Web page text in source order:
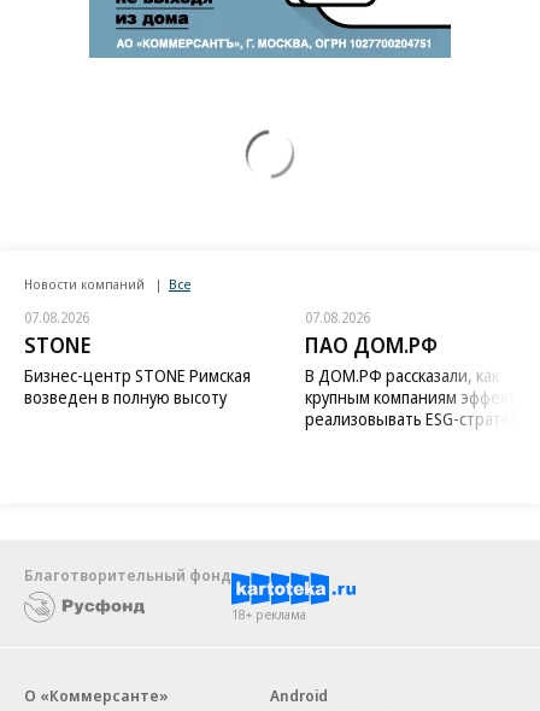
Новости компаний Все
07.08.2026
STONE
Бизнес-центр STONE Римская
возведен в полную высоту
07.08.2026
ПАО ДОМ.РФ
В ДОМ.РФ рассказали, как
крупным компаниям
реализовывать ESG-стратегию
Благотворительный фонд
18+ реклама
О «Коммерсанте»
Android